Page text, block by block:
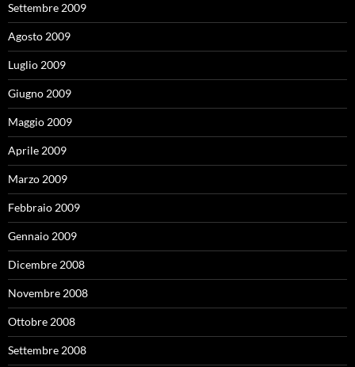
Settembre 2009
Agosto 2009
Luglio 2009
Giugno 2009
Maggio 2009
Aprile 2009
Marzo 2009
Febbraio 2009
Gennaio 2009
Dicembre 2008
Novembre 2008
Ottobre 2008
Settembre 2008